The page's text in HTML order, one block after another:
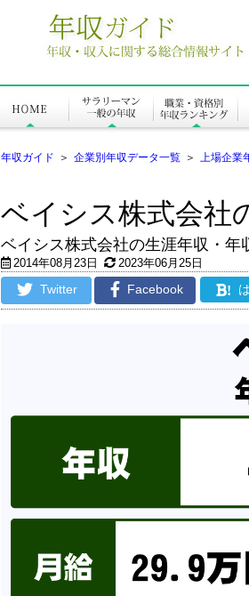
年収ガイド ＞ 企業別年収データ一覧 ＞ 上場企業
ベイシス株式会社
ベイシス株式会社の生涯年収・年
2014年08月23日 2023年06月25日
Twitter Facebook !